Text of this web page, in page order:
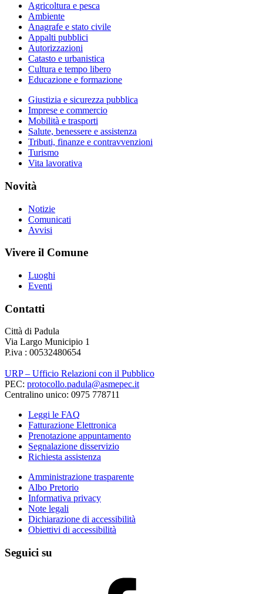
Agricoltura e pesca
Ambiente
Anagrafe e stato civile
Appalti pubblici
Autorizzazioni
Catasto e urbanistica
Cultura e tempo libero
Educazione e formazione
Giustizia e sicurezza pubblica
Imprese e commercio
Mobilità e trasporti
Salute, benessere e assistenza
Tributi, finanze e contravvenzioni
Turismo
Vita lavorativa
Novità
Notizie
Comunicati
Avvisi
Vivere il Comune
Luoghi
Eventi
Contatti
Città di Padula
Via Largo Municipio 1
P.iva : 00532480654
URP – Ufficio Relazioni con il Pubblico
PEC: protocollo.padula@asmepec.it
Centralino unico: 0975 778711
Leggi le FAQ
Fatturazione Elettronica
Prenotazione appuntamento
Segnalazione disservizio
Richiesta assistenza
Amministrazione trasparente
Albo Pretorio
Informativa privacy
Note legali
Dichiarazione di accessibilità
Obiettivi di accessibilità
Seguici su